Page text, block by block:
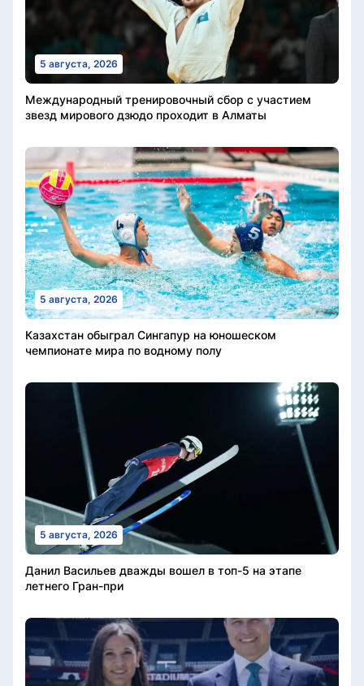
5 августа, 2026
Международный тренировочный сбор с участием
звезд мирового дзюдо проходит в Алматы
5 августа, 2026
Казахстан обыграл Сингапур на юношеском
чемпионате мира по водному полу
5 августа, 2026
Данил Васильев дважды вошел в топ-5 на этапе
летнего Гран-при